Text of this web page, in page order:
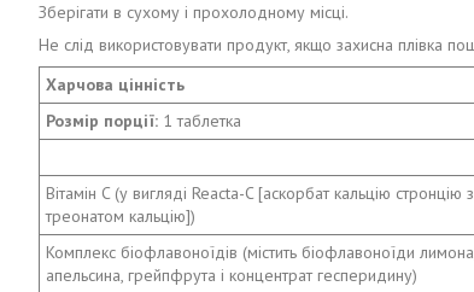
Зберігати в сухому і прохолодному місці.
Не слід використовувати продукт, якщо захисна плівка
Харчова цінність
Розмір порції: 1 таблетка
Вітамін C (у вигляді Reacta-C [аскорбат кальцію стронцію з
треонатом кальцію])
Комплекс біофлавоноїдів (містить біофлавоноїди
апельсина, грейпфрута і концентрат гесперидину)